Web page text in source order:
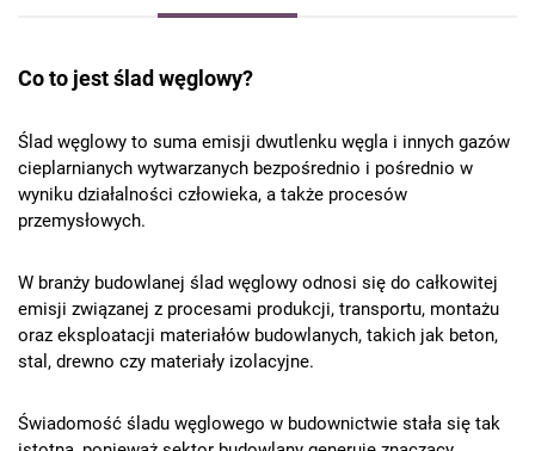
Co to jest ślad węglowy?
Ślad węglowy to suma emisji dwutlenku węgla i innych gazów
cieplarnianych wytwarzanych bezpośrednio i pośrednio w
wyniku działalności człowieka, a także procesów
przemysłowych.
W branży budowlanej ślad węglowy odnosi się do całkowitej
emisji związanej z procesami produkcji, transportu, montażu
oraz eksploatacji materiałów budowlanych, takich jak beton,
stal, drewno czy materiały izolacyjne.
Świadomość śladu węglowego w budownictwie stała się tak